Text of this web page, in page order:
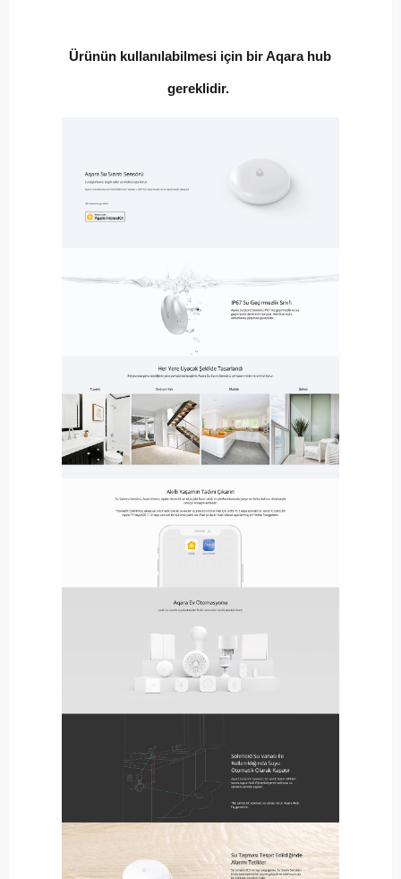
Ürünün kullanılabilmesi için bir Aqara hub
gereklidir.